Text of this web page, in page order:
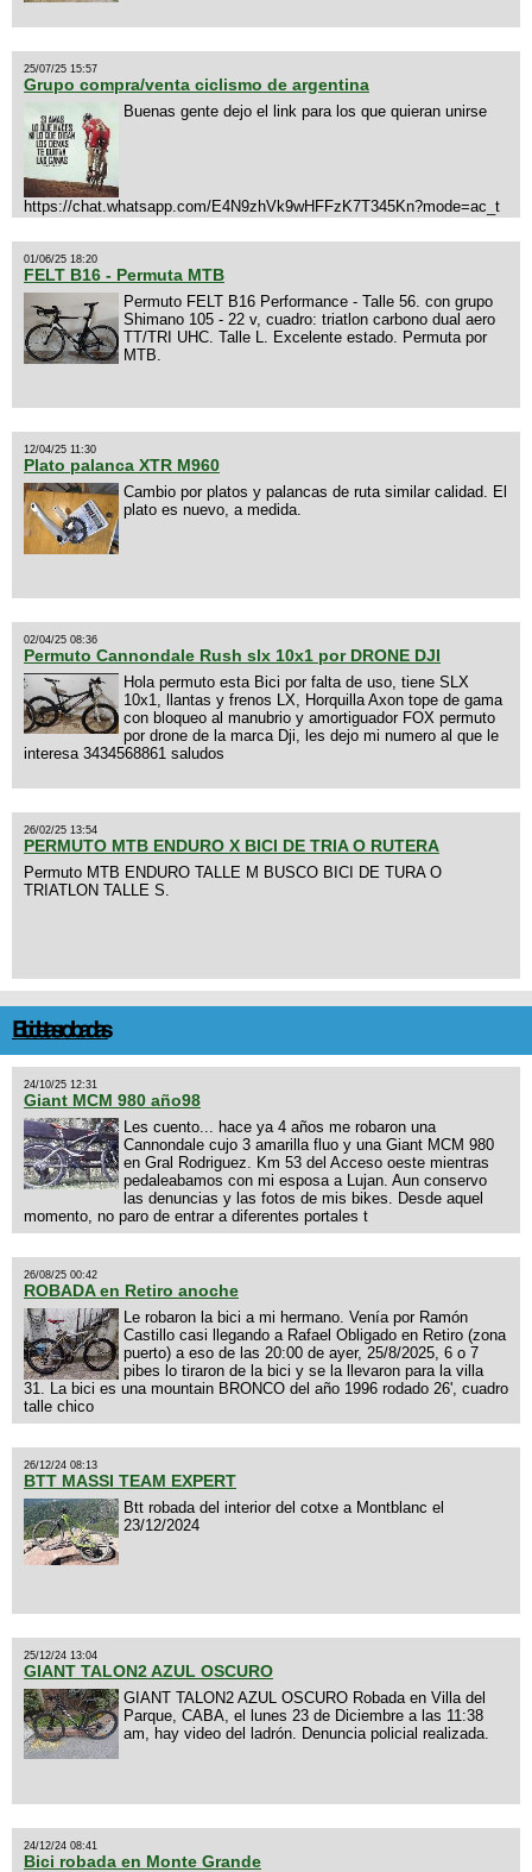
25/07/25 15:57
Grupo compra/venta ciclismo de argentina
Buenas gente dejo el link para los que quieran unirse
https://chat.whatsapp.com/E4N9zhVk9wHFFzK7T345Kn?mode=ac_t
01/06/25 18:20
FELT B16 - Permuta MTB
Permuto FELT B16 Performance - Talle 56. con grupo
Shimano 105 - 22 v, cuadro: triatlon carbono dual aero
TT/TRI UHC. Talle L. Excelente estado. Permuta por
MTB.
12/04/25 11:30
Plato palanca XTR M960
Cambio por platos y palancas de ruta similar calidad. El
plato es nuevo, a medida.
02/04/25 08:36
Permuto Cannondale Rush slx 10x1 por DRONE DJI
Hola permuto esta Bici por falta de uso, tiene SLX
10x1, llantas y frenos LX, Horquilla Axon tope de gama
con bloqueo al manubrio y amortiguador FOX permuto
por drone de la marca Dji, les dejo mi numero al que le
interesa 3434568861 saludos
26/02/25 13:54
PERMUTO MTB ENDURO X BICI DE TRIA O RUTERA
Permuto MTB ENDURO TALLE M BUSCO BICI DE TURA O
TRIATLON TALLE S.
Bicicletas robadas
24/10/25 12:31
Giant MCM 980 año98
Les cuento... hace ya 4 años me robaron una
Cannondale cujo 3 amarilla fluo y una Giant MCM 980
en Gral Rodriguez. Km 53 del Acceso oeste mientras
pedaleabamos con mi esposa a Lujan. Aun conservo
las denuncias y las fotos de mis bikes. Desde aquel
momento, no paro de entrar a diferentes portales t
26/08/25 00:42
ROBADA en Retiro anoche
Le robaron la bici a mi hermano. Venía por Ramón
Castillo casi llegando a Rafael Obligado en Retiro (zona
puerto) a eso de las 20:00 de ayer, 25/8/2025, 6 o 7
pibes lo tiraron de la bici y se la llevaron para la villa
31. La bici es una mountain BRONCO del año 1996 rodado 26', cuadro
talle chico
26/12/24 08:13
BTT MASSI TEAM EXPERT
Btt robada del interior del cotxe a Montblanc el
23/12/2024
25/12/24 13:04
GIANT TALON2 AZUL OSCURO
GIANT TALON2 AZUL OSCURO Robada en Villa del
Parque, CABA, el lunes 23 de Diciembre a las 11:38
am, hay video del ladrón. Denuncia policial realizada.
24/12/24 08:41
Bici robada en Monte Grande